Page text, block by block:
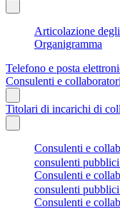
Articolazione
Organigramma
Telefono e posta
Consulenti e collaboratori
Titolari di incarichi di
Consulenti e
consulenti pubblici
Consulenti e
consulenti pubblici
Consulenti e